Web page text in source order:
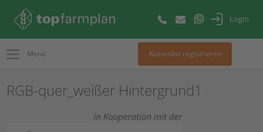
Login
Menü Kostenlos registrieren
RGB-quer_weißer Hintergrund1